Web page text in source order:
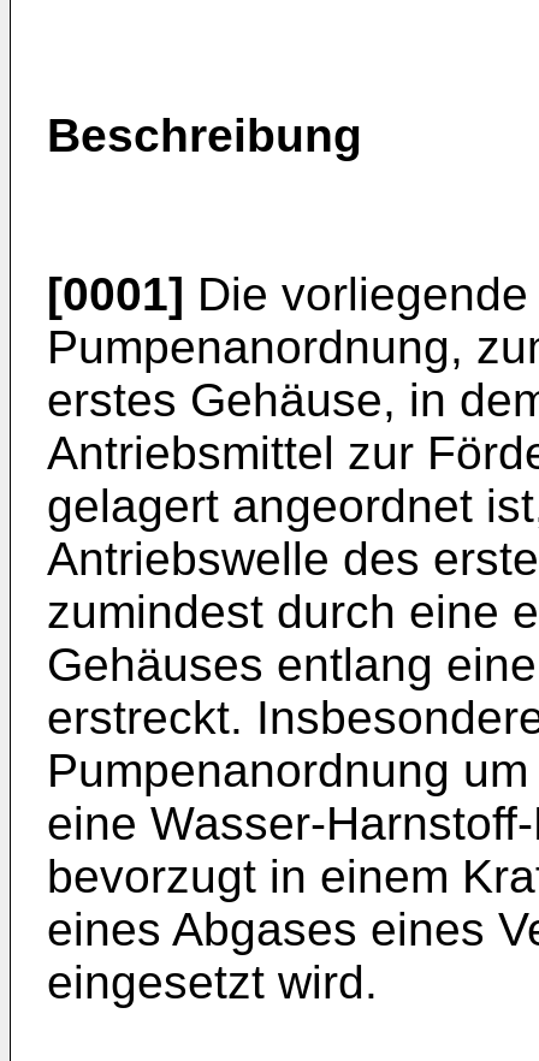
Beschreibung
[0001] Die
Pumpenanordnung,
erstes Gehäuse, in
Antriebsmittel zur
gelagert angeordnet
Antriebswelle des
zumindest durch eine
Gehäuses entlang
erstreckt.
Pumpenanordnung
eine Wasser-
bevorzugt in einem
eines Abgases eines
eingesetzt wird.